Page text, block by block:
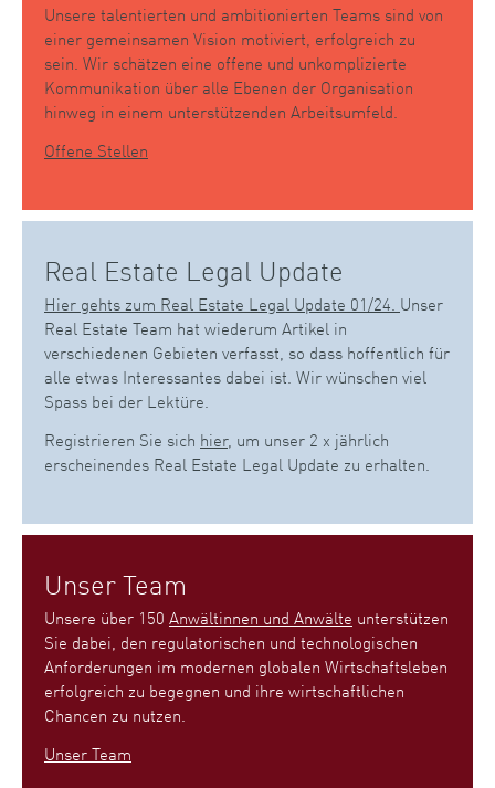
Unsere talentierten und ambitionierten Teams sind von
einer gemeinsamen Vision motiviert, erfolgreich zu
sein. Wir schätzen eine offene und unkomplizierte
Kommunikation über alle Ebenen der Organisation
hinweg in einem unterstützenden Arbeitsumfeld.
Offene Stellen
Real Estate Legal Update
Hier gehts zum Real Estate Legal Update 01/24. Unser
Real Estate Team hat wiederum Artikel in
verschiedenen Gebieten verfasst, so dass hoffentlich für
alle etwas Interessantes dabei ist. Wir wünschen viel
Spass bei der Lektüre.
Registrieren Sie sich hier, um unser 2 x jährlich
erscheinendes Real Estate Legal Update zu erhalten.
Unser Team
Unsere über 150 Anwältinnen und Anwälte unterstützen
Sie dabei, den regulatorischen und technologischen
Anforderungen im modernen globalen Wirtschaftsleben
erfolgreich zu begegnen und ihre wirtschaftlichen
Chancen zu nutzen.
Unser Team